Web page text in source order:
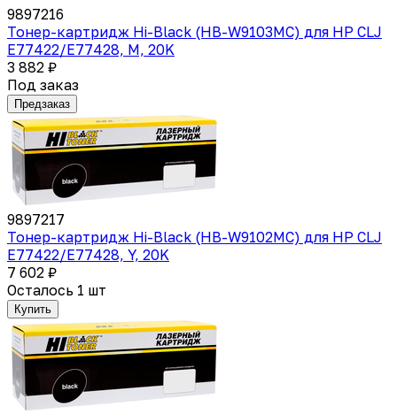
9897216
Тонер-картридж Hi-Black (HB-W9103MC) для HP CLJ
E77422/E77428, M, 20K
3 882 ₽
Под заказ
Предзаказ
9897217
Тонер-картридж Hi-Black (HB-W9102MC) для HP CLJ
E77422/E77428, Y, 20K
7 602 ₽
Осталось 1 шт
Купить